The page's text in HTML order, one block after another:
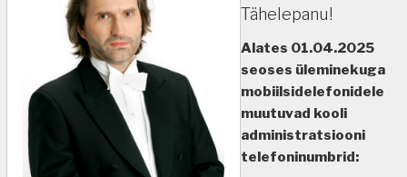
Tähelepanu!
Alates 01.04.2025
seoses üleminekuga
mobiilsidelefonidele
muutuvad kooli
administratsiooni
telefoninumbrid: